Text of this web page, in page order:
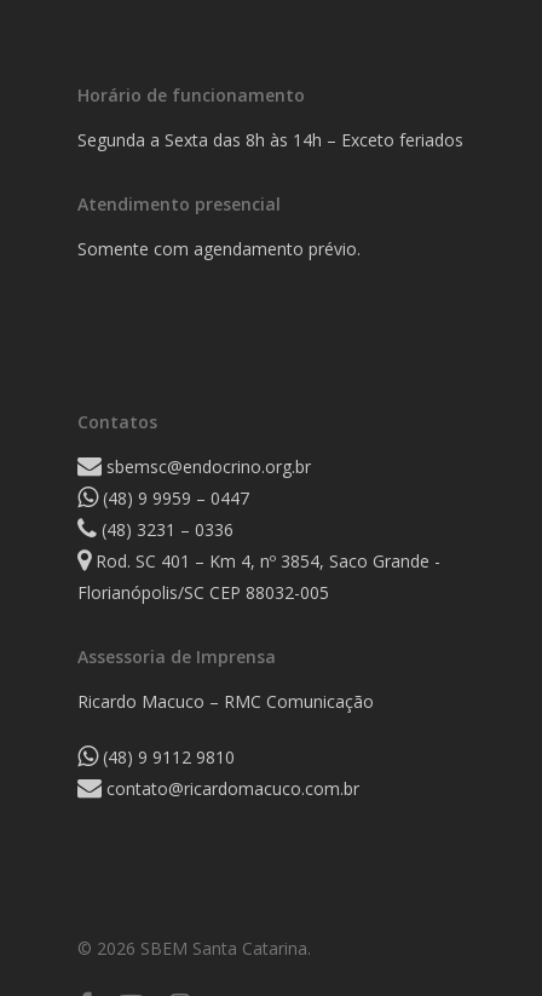
Horário de funcionamento
Segunda a Sexta das 8h às 14h – Exceto feriados
Atendimento presencial
Somente com agendamento prévio.
Contatos
sbemsc@endocrino.org.br
(48) 9 9959 – 0447
(48) 3231 – 0336
Rod. SC 401 – Km 4, nº 3854, Saco Grande -
Florianópolis/SC CEP 88032-005
Assessoria de Imprensa
Ricardo Macuco – RMC Comunicação
(48) 9 9112 9810
contato@ricardomacuco.com.br
© 2026 SBEM Santa Catarina.